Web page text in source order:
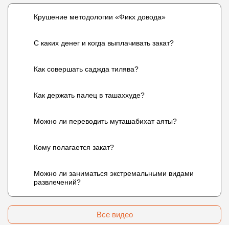
Крушение методологии «Фикх довода»
С каких денег и когда выплачивать закат?
Как совершать саджда тилява?
Как держать палец в ташаххуде?
Можно ли переводить муташабихат аяты?
Кому полагается закат?
Можно ли заниматься экстремальными видами
развлечений?
Все видео